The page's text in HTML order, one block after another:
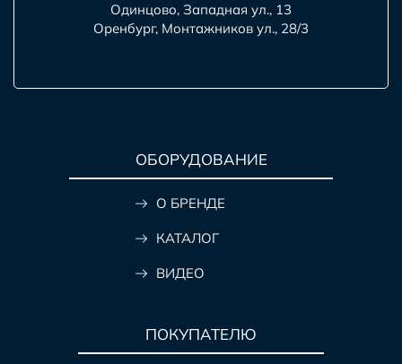
Одинцово, Западная ул., 13
Оренбург, Монтажников ул., 28/3
ОБОРУДОВАНИЕ
О БРЕНДЕ
КАТАЛОГ
ВИДЕО
ПОКУПАТЕЛЮ